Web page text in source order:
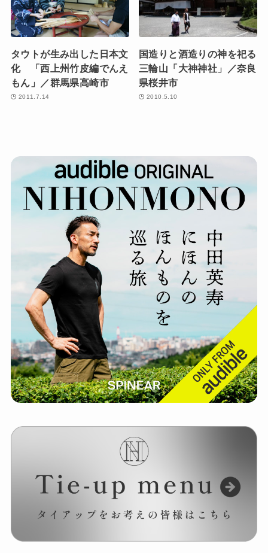
タウトが生み出した日本文
化 「西上州竹皮編でんえ
もん」／群馬県高崎市
2011.7.14
国造りと酒造りの神を祀る
三輪山「大神神社」／奈良
県桜井市
2010.5.10